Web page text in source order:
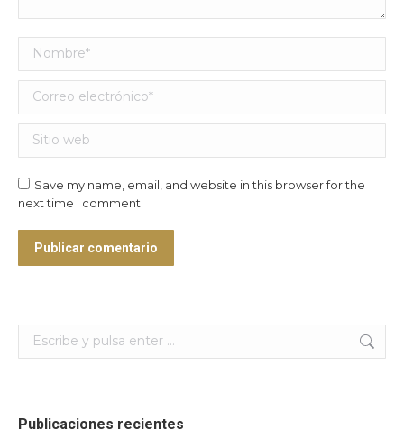
Nombre *
Correo electrónico *
Sitio web
Save my name, email, and website in this browser for the
next time I comment.
Publicar comentario
Publicaciones recientes